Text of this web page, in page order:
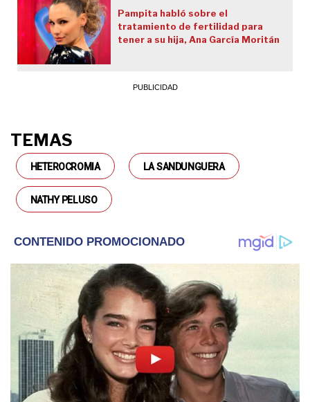
Pampita habló sobre el
tratamiento de fertilidad para
tener a su hija, Ana García Moritán
TEMAS
HETEROCROMIA LA SANDUNGUERA
NATHY PELUSO